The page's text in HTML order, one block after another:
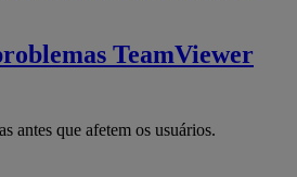
TeamViewer
antes que afetem os usuários.